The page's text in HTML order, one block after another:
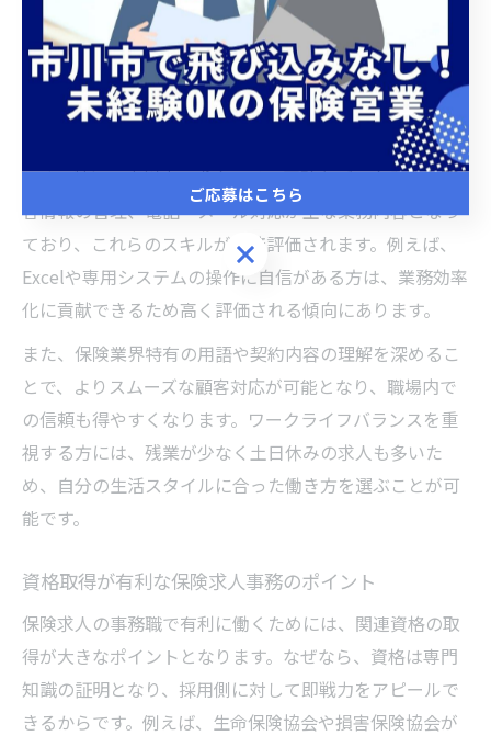
心がけましょう。
スキルを活かせる保険求人事務の働き方
保険求人の事務職は、パソコン操作やコミュニケーショ
ン能力など、これまで培ったスキルを活かしやすい職種
です。特に、市川市の求人では、正確なデータ入力や顧
客情報の管理、電話・メール対応が主な業務内容となっ
ており、これらのスキルが直接評価されます。例えば、
Excelや専用システムの操作に自信がある方は、業務効率
化に貢献できるため高く評価される傾向にあります。
また、保険業界特有の用語や契約内容の理解を深めるこ
とで、よりスムーズな顧客対応が可能となり、職場内で
の信頼も得やすくなります。ワークライフバランスを重
視する方には、残業が少なく土日休みの求人も多いた
め、自分の生活スタイルに合った働き方を選ぶことが可
能です。
資格取得が有利な保険求人事務のポイント
保険求人の事務職で有利に働くためには、関連資格の取
得が大きなポイントとなります。なぜなら、資格は専門
知識の証明となり、採用側に対して即戦力をアピールで
きるからです。例えば、生命保険協会や損害保険協会が
ご応募はこちら
ご応募はこちら